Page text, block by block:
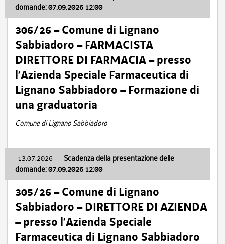
domande: 07.09.2026 12:00
306/26 – Comune di Lignano
Sabbiadoro – FARMACISTA
DIRETTORE DI FARMACIA – presso
l’Azienda Speciale Farmaceutica di
Lignano Sabbiadoro – Formazione di
una graduatoria
Comune di Lignano Sabbiadoro
13.07.2026 - Scadenza della presentazione delle
domande: 07.09.2026 12:00
305/26 – Comune di Lignano
Sabbiadoro – DIRETTORE DI AZIENDA
– presso l’Azienda Speciale
Farmaceutica di Lignano Sabbiadoro